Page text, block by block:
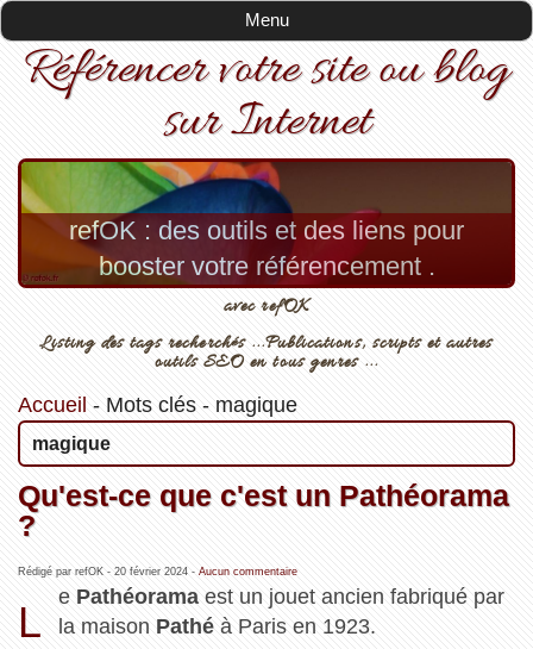
Menu
Référencer votre site ou blog
sur Internet
refOK : des outils et des liens pour
booster votre référencement .
avec refOK
Listing des tags recherchés ...Publications, scripts et autres
outils SEO en tous genres ...
Accueil - Mots clés- magique
magique
Qu'est-ce que c'est un Pathéorama
?
Rédigé par refOK - 20 février 2024- Aucun commentaire
L
e Pathéorama est un jouet ancien fabriqué par
la maison Pathé à Paris en 1923.